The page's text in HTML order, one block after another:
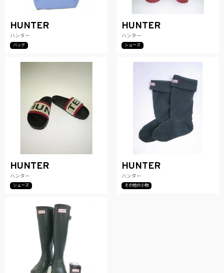
HUNTER
ハンター
バッグ
HUNTER
ハンター
シューズ
HUNTER
ハンター
シューズ
HUNTER
ハンター
その他の小物